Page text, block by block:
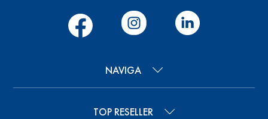
NAVIGA
TOP RESELLER